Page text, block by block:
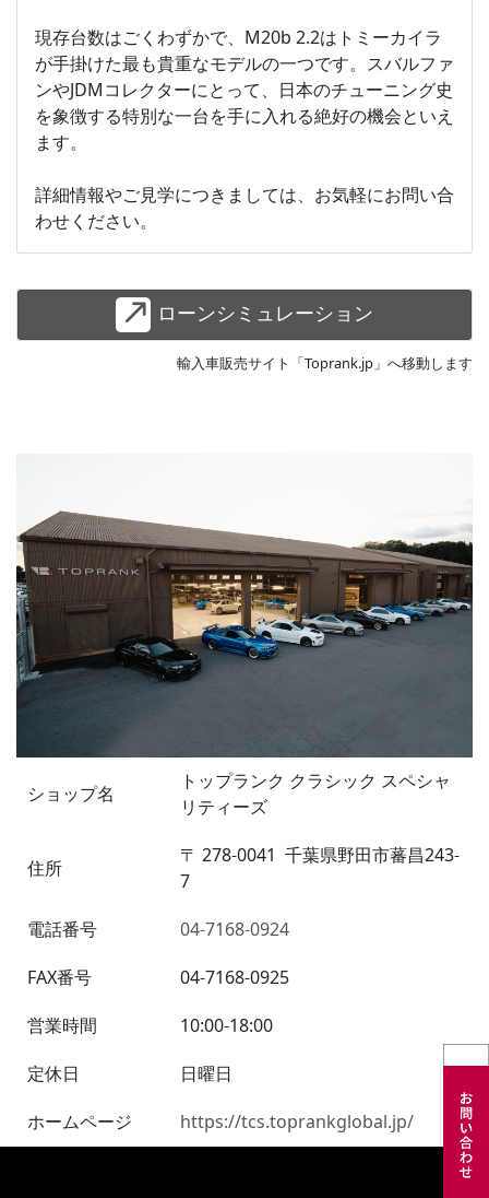
現存台数はごくわずかで、M20b 2.2はトミーカイラ
が手掛けた最も貴重なモデルの一つです。スバルファ
ンやJDMコレクターにとって、日本のチューニング史
を象徴する特別な一台を手に入れる絶好の機会といえ
ます。
詳細情報やご見学につきましては、お気軽にお問い合
わせください。
ローンシミュレーション
輸入車販売サイト「Toprank.jp」へ移動します
ショップ名
トップランク クラシック スペシャ
リティーズ
住所 〒 278-0041 千葉県野田市蕃昌243-
7
電話番号
04-7168-0924
FAX番号
04-7168-0925
営業時間
10:00-18:00
定休日
日曜日
ホームページ
https://tcs.toprankglobal.jp/